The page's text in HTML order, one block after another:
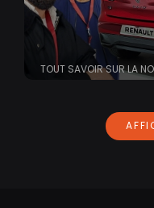
TOUT SAVOIR SUR LA